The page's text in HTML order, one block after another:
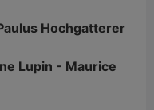
Hochgatterer
Lupin - Maurice